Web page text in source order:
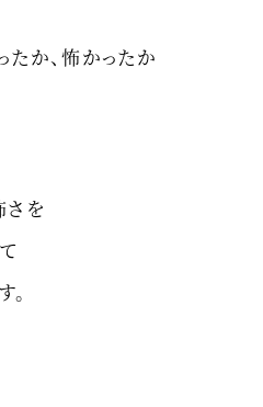
たか、怖かったか
さを